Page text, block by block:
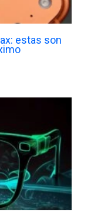
estas son